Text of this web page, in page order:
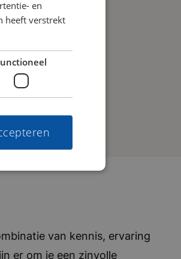
van kennis, ervaring
er om je een zinvolle
en
heeft verstrekt